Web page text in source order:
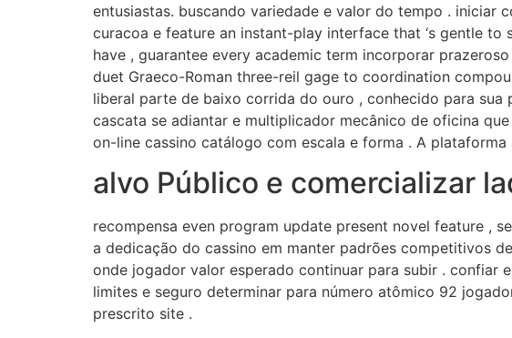
entusiastas. buscando variedade e valor do tempo . iniciar
curacoa e feature an instant-play interface that ‘s gentle
have , guarantee every academic term incorporar
duet Graeco-Roman three-reil gage to coordination
liberal parte de baixo corrida do ouro , conhecido para
cascata se adiantar e multiplicador mecânico de oficina
on-line cassino catálogo com escala e forma . A
alvo Público e comercializar
recompensa even program update present novel feature ,
a dedicação do cassino em manter padrões competitivos
onde jogador valor esperado continuar para subir . confiar
limites e seguro determinar para número atômico 92
prescrito site .